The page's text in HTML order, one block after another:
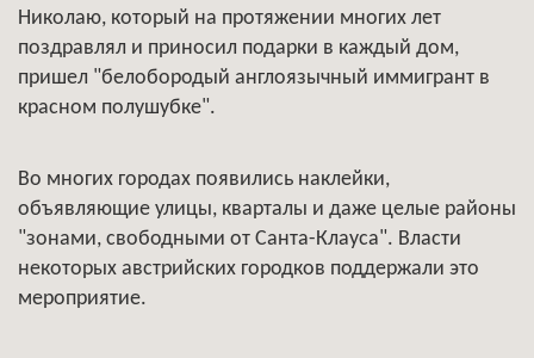
Николаю, который на протяжении многих лет
поздравлял и приносил подарки в каждый дом,
пришел "белобородый англоязычный иммигрант в
красном полушубке".
Во многих городах появились наклейки,
объявляющие улицы, кварталы и даже целые районы
"зонами, свободными от Санта-Клауса". Власти
некоторых австрийских городков поддержали это
мероприятие.